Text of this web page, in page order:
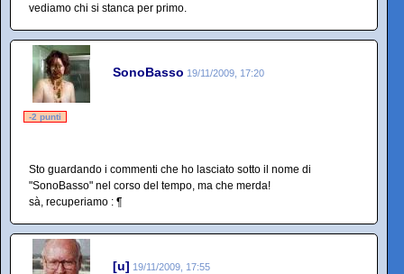
vediamo chi si stanca per primo.
SonoBasso 19/11/2009, 17:20
-2 punti
Sto guardando i commenti che ho lasciato sotto il nome di
"SonoBasso" nel corso del tempo, ma che merda!
sà, recuperiamo : ¶
[u] 19/11/2009, 17:55